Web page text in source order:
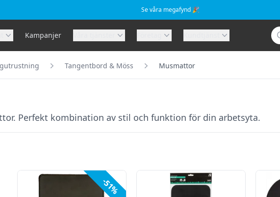
Se våra megafynd 🎉
Kampanjer
Tangentbord & Möss Musmattor
Perfekt kombination av stil och funktion för din arbetsyta.
Produkter
-51%